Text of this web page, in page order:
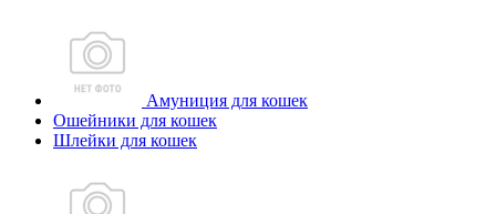
Амуниция для кошек
Ошейники для кошек
Шлейки для кошек